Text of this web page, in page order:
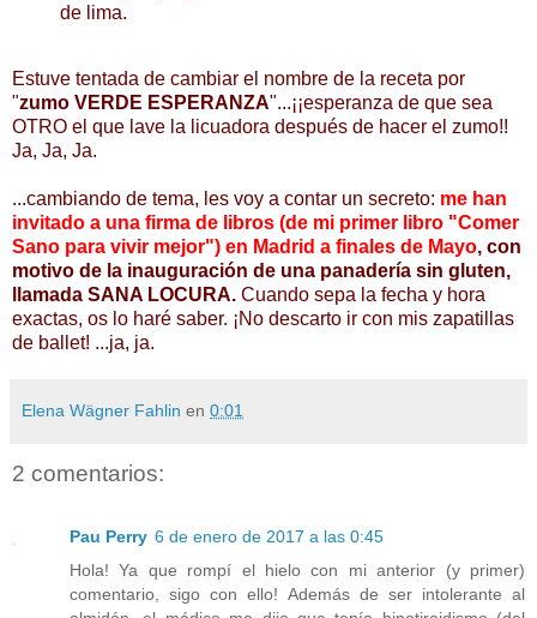
de lima.
Estuve tentada de cambiar el nombre de la receta por
"zumo VERDE ESPERANZA"...¡¡esperanza de que sea
OTRO el que lave la licuadora después de hacer el zumo!!
Ja, Ja, Ja.
...cambiando de tema, les voy a contar un secreto: me han
invitado a una firma de libros (de mi primer libro "Comer
Sano para vivir mejor") en Madrid a finales de Mayo, con
motivo de la inauguración de una panadería sin gluten,
llamada SANA LOCURA. Cuando sepa la fecha y hora
exactas, os lo haré saber. ¡No descarto ir con mis zapatillas
de ballet! ...ja, ja.
Elena Wägner Fahlin en 0:01
2 comentarios:
Pau Perry 6 de enero de 2017 a las 0:45
Hola! Ya que rompí el hielo con mi anterior (y primer)
comentario, sigo con ello! Además de ser intolerante al